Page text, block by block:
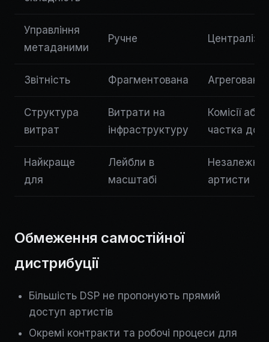
Управління
метаданими
Ручне
Звітність Фрагментована Агрегована
Структура
витрат
Витрати на
інфраструктуру
Комісії або
частка
Найкраще
для
Лейбли в
масштабі
Незалежні
артисти
Обмеження самостійної
дистрибуції
Більшість DSP не пропонують прямий
доступ артистів
Окремі контракти та робочі процеси для